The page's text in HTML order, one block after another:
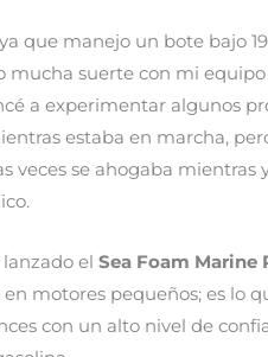
que manejo un bote bajo
mucha suerte con mi equipo
a experimentar algunos
estaba en marcha,
veces se ahogaba
el Sea Foam Marine
motores pequeños; es lo
con un alto nivel de